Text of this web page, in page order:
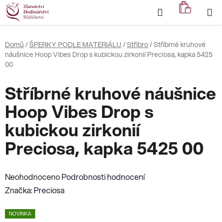
Přejít
na
obsah
Hledat
KOŠÍK
Domů /ŠPERKY PODLE MATERIÁLU /Stříbro/Stříbrné kruhové
náušnice Hoop Vibes Drop s kubickou zirkonií Preciosa, kapka 5425
00
Stříbrné kruhové náušnice
Hoop Vibes Drop s
kubickou zirkonií
Preciosa, kapka 5425 00
Průměrné
hodnocení
je
NeohodnocenoPodrobnosti hodnocení
Značka:Preciosa
NOVINKA